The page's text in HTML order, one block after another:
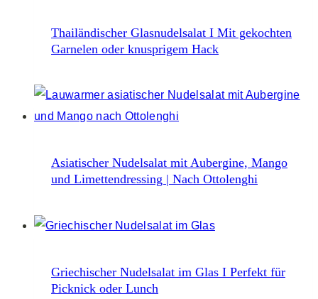
Thailändischer Glasnudelsalat I Mit gekochten
Garnelen oder knusprigem Hack
Asiatischer Nudelsalat mit Aubergine, Mango
und Limettendressing | Nach Ottolenghi
Griechischer Nudelsalat im Glas I Perfekt für
Picknick oder Lunch